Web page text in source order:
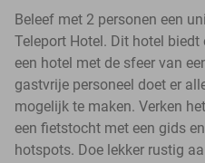
Beleef met 2 personen een
Teleport Hotel. Dit hotel
een hotel met de sfeer van
gastvrije personeel doet er
mogelijk te maken. Verken
een fietstocht met een gids
hotspots. Doe lekker rustig